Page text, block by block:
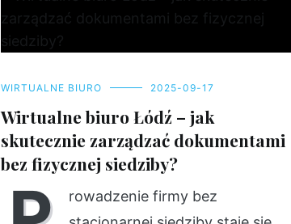
WIRTUALNE BIURO 2025-09-17
Wirtualne biuro Łódź – jak
skutecznie zarządzać dokumentami
bez fizycznej siedziby?
rowadzenie firmy bez